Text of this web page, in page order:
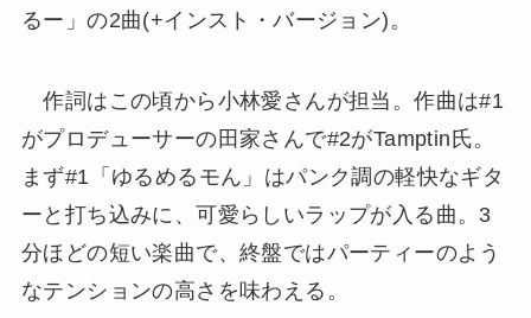
るー」の2曲(+インスト・バージョン)。
作詞はこの頃から小林愛さんが担当。作曲は#1
がプロデューサーの田家さんで#2がTamptin氏。
まず#1「ゆるめるモん」はパンク調の軽快なギタ
ーと打ち込みに、可愛らしいラップが入る曲。3
分ほどの短い楽曲で、終盤ではパーティーのよう
なテンションの高さを味わえる。